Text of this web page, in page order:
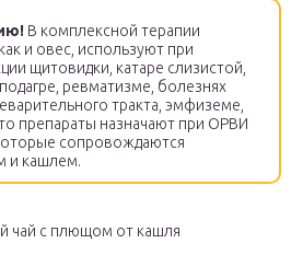
В комплексной терапии
и овес, используют при
щитовидки, катаре слизистой,
ревматизме, болезнях
тракта, эмфиземе,
препараты назначают при ОРВИ
сопровождаются
и кашлем.
чай с плющом от кашля